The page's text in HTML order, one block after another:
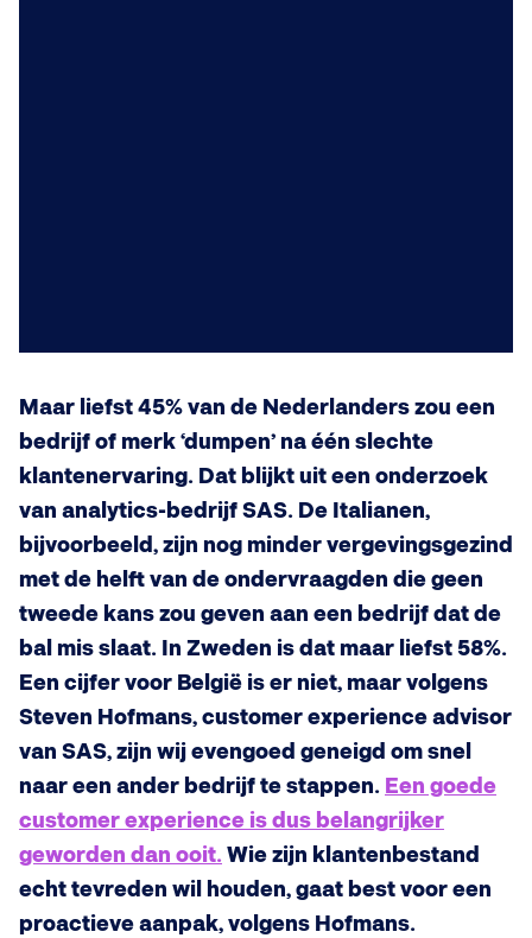
Maar liefst 45% van de Nederlanders zou een
bedrijf of merk ‘dumpen’ na één slechte
klantenervaring. Dat blijkt uit een onderzoek
van analytics-bedrijf SAS. De Italianen,
bijvoorbeeld, zijn nog minder vergevingsgezind
met de helft van de ondervraagden die geen
tweede kans zou geven aan een bedrijf dat de
bal mis slaat. In Zweden is dat maar liefst 58%.
Een cijfer voor België is er niet, maar volgens
Steven Hofmans, customer experience advisor
van SAS, zijn wij evengoed geneigd om snel
naar een ander bedrijf te stappen. Een goede
customer experience is dus belangrijker
geworden dan ooit. Wie zijn klantenbestand
echt tevreden wil houden, gaat best voor een
proactieve aanpak, volgens Hofmans.